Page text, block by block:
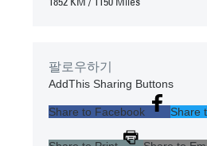
팔로우하기
AddThis Sharing Buttons
Share to Facebook Share